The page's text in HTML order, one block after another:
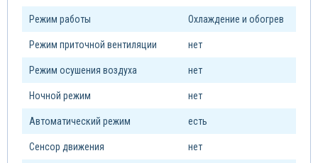
Режим работы Охлаждение и обогрев
Режим приточной вентиляции нет
Режим осушения воздуха нет
Ночной режим нет
Автоматический режим есть
Сенсор движения нет